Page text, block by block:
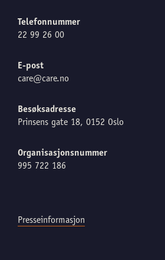
Telefonnummer
22 99 26 00
E-post
care@care.no
Besøksadresse
Prinsens gate 18, 0152 Oslo
Organisasjonsnummer
995 722 186
Presseinformasjon